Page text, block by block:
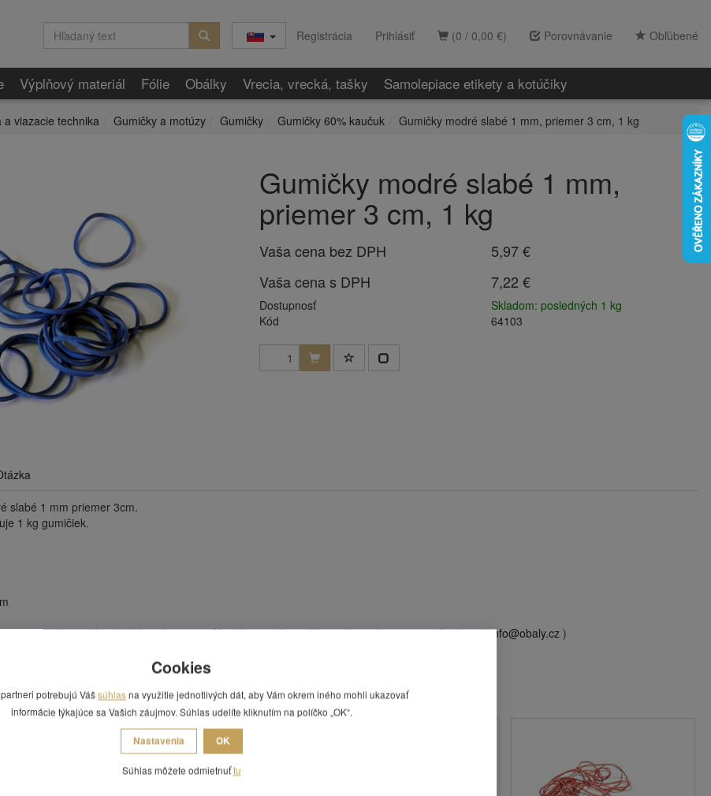
(0 / 0,00 €) Porovnávanie Obľúbené
Registrácia Prihlásiť
Výplňový materiál Fólie Obálky Vrecia, vrecká, tašky Samolepiace etikety a kotúčiky
a viazacie technika Gumičky a motúzy Gumičky Gumičky 60% kaučuk Gumičky modré slabé 1 mm, priemer 3 cm, 1 kg
Gumičky modré slabé 1 mm,
priemer 3 cm, 1 kg
Vaša cena bez DPH
5,97 €
Vaša cena s DPH
7,22 €
Dostupnosť
Skladom: posledných 1 kg
Kód
64103
slabé 1 mm priemer 3cm.
1 kg gumičiek.
zásob: ponuka platí do vyčerpania. Aktuálne množstvo Vám radi oznámime na vyžiadanie (info@obaly.cz )
Cookies
potrebujú Vášsúhlasna využitie jednotlivých dát, aby Vám okrem iného mohli ukazovať
informácie týkajúce sa Vašich záujmov. Súhlas udelíte kliknutím na políčko „OK“.
Nastavenia OK
Súhlas môžete odmietnuťtu